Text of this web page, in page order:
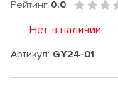
Рейтинг 0.0
Нет в наличии
Артикул: GY24-01